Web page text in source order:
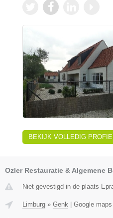
BEKIJK VOLLEDIG
Ozler Restauratie & Algemene
Niet gevestigd in de plaats
Limburg » Genk | Google maps